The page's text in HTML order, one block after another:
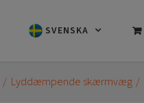
SVENSKA
Lyddæmpende skærmvæg